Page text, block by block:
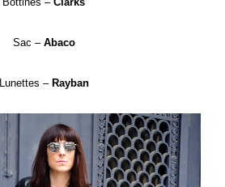
Sac – Abaco
Lunettes – Rayban